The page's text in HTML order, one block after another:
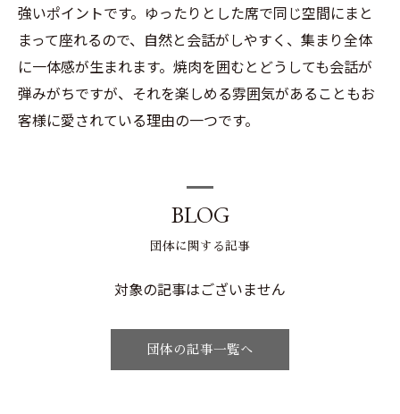
強いポイントです。ゆったりとした席で同じ空間にまと
まって座れるので、自然と会話がしやすく、集まり全体
に一体感が生まれます。焼肉を囲むとどうしても会話が
弾みがちですが、それを楽しめる雰囲気があることもお
客様に愛されている理由の一つです。
BLOG
団体に関する記事
対象の記事はございません
団体の記事一覧へ